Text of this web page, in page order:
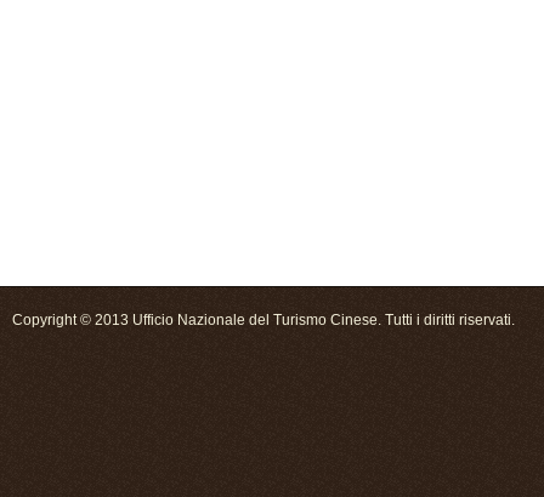
Copyright © 2013 Ufficio Nazionale del Turismo Cinese. Tutti i diritti riservati.